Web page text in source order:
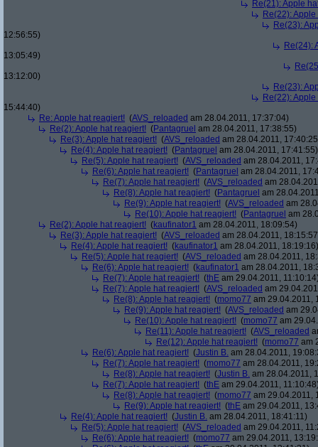
Re(21): Apple
Re(22):
Re(23):
12:56:55)
Re(24):
13:05:49)
13:12:00)
Re(23):
Re(22):
15:44:40)
Re: Apple hat reagiert! (AVS_reloaded am 28.04.2011, 17:37:04)
Re(2): Apple hat reagiert! (Pantagruel am 28.04.2011, 17:38:55)
Re(3): Apple hat reagiert! (AVS_reloaded am 28.04.2011,
Re(4): Apple hat reagiert! (Pantagruel am 28.04.2011, 17:41:55)
Re(5): Apple hat reagiert! (AVS_reloaded am 28.04.2011,
Re(6): Apple hat reagiert! (Pantagruel am 28.04.2011,
Re(7): Apple hat reagiert! (AVS_reloaded am
Re(8): Apple hat reagiert! (Pantagruel am
Re(9): Apple hat reagiert! (AVS_reloaded am
Re(10): Apple hat reagiert! (Pantagruel am
Re(2): Apple hat reagiert! (kaufinator1 am 28.04.2011, 18:09:54)
Re(3): Apple hat reagiert! (AVS_reloaded am 28.04.2011,
Re(4): Apple hat reagiert! (kaufinator1 am 28.04.2011, 18:19:16)
Re(5): Apple hat reagiert! (AVS_reloaded am 28.04.2011,
Re(6): Apple hat reagiert! (kaufinator1 am 28.04.2011,
Re(7): Apple hat reagiert! (thE am 29.04.2011,
Re(7): Apple hat reagiert! (AVS_reloaded am
Re(8): Apple hat reagiert! (momo77 am 29.04.2011,
Re(9): Apple hat reagiert! (AVS_reloaded am
Re(10): Apple hat reagiert! (momo77 am
Re(11): Apple hat reagiert! (AVS_reloaded
Re(12): Apple hat reagiert! (momo77 am
Re(6): Apple hat reagiert! (Justin B. am 28.04.2011,
Re(7): Apple hat reagiert! (momo77 am 28.04.2011,
Re(8): Apple hat reagiert! (Justin B. am 28.04.2011,
Re(7): Apple hat reagiert! (thE am 29.04.2011,
Re(8): Apple hat reagiert! (momo77 am 29.04.2011,
Re(9): Apple hat reagiert! (thE am 29.04.2011,
Re(4): Apple hat reagiert! (Justin B. am 28.04.2011, 18:41:11)
Re(5): Apple hat reagiert! (AVS_reloaded am 29.04.2011,
Re(6): Apple hat reagiert! (momo77 am 29.04.2011,